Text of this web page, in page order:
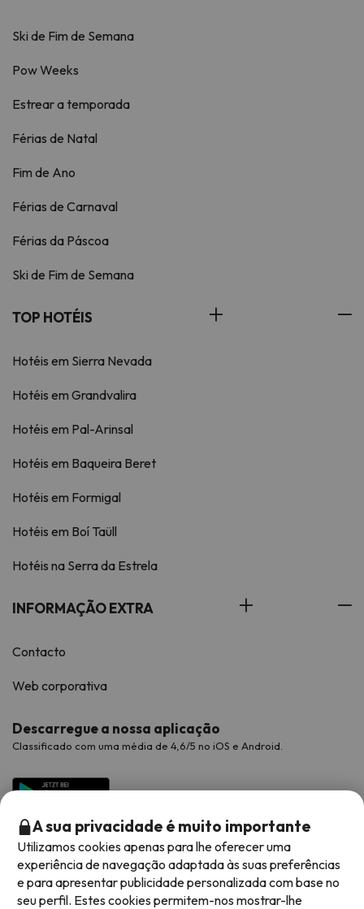
Ski de Fim de Semana
Pow Weeks
Estrear a temporada
Férias de Natal
Fim de Ano
Férias de Carnaval
Férias da Páscoa
Ski de Fim de Semana
TOP HOTÉIS
Hotéis em Sierra Nevada
Hotéis em Grandvalira
Hotéis em Pal-Arinsal
Hotéis em Baqueira Beret
Hotéis em Formigal
Hotéis em Boí Taüll
Hotéis na Serra da Estrela
INFORMAÇÃO EXTRA
Contacto
Web corporativa
Descarregue a nossa aplicação
Classificado com uma média de 4,6/5 no iOS e Android.
A sua privacidade é muito importante
Utilizamos cookies apenas para lhe oferecer uma
experiência de navegação adaptada às suas preferências
e para apresentar publicidade personalizada com base no
seu perfil. Estes cookies permitem-nos mostrar-lhe